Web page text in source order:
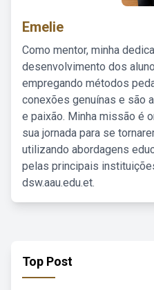
Emelie
Como mentor, minha
desenvolvimento dos
empregando métodos
conexões genuínas e são
e paixão. Minha missão é
sua jornada para se
utilizando abordagens
pelas principais
dsw.aau.edu.et.
Top Post